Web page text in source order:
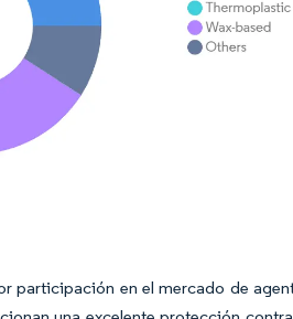
participación en el mercado de